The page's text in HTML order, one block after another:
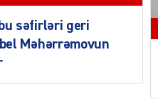
səfirləri geri
Məhərrəmovun